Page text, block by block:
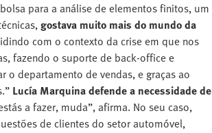
para a análise de elementos finitos, um
gostava muito mais do mundo da
com o contexto da crise em que nos
fazendo o suporte de back-office e
o departamento de vendas, e graças ao
Lucía Marquina defende a necessidade de
a fazer, muda”, afirma. No seu caso,
de clientes do setor automóvel,